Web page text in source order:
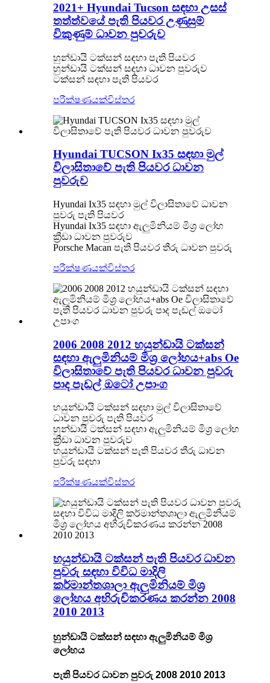
2021+ Hyundai Tucson සඳහා උසස්
තත්ත්වයේ පැති පියවර උණුසුම්
විකුණුම් ධාවන පුවරුව
හුන්ඩායි ටක්සන් සඳහා පැති පියවර
හුන්ඩායි ටක්සන් සඳහා ධාවන පුවරුව
ටක්සන් සඳහා පැති පියවර
පරීක්ෂණයක්විස්තර
Hyundai TUCSON Ix35 සඳහා මුල්
විලාසිතාවේ පැති පියවර ධාවන
පුවරුව
Hyundai Ix35 සඳහා මුල් විලාසිතාවේ ධාවන
පුවරු පැති පියවර
Hyundai Ix35 සඳහා ඇලුමිනියම් මිශ්‍ර ලෝහ
ක්‍රීඩා ධාවන පුවරුව
Porsche Macan පැති පියවර තීරු ධාවන පුවරු
පරීක්ෂණයක්විස්තර
2006 2008 2012 හයුන්ඩායි ටක්සන්
සඳහා ඇලුමිනියම් මිශ්‍ර ලෝහය+abs Oe
විලාසිතාවේ පැති පියවර ධාවන පුවරු
පාද පැඩල් ඔටෝ උපාංග
හයුන්ඩායි ටක්සන් සඳහා මුල් විලාසිතාවේ
ධාවන පුවරු පැති පියවර
හුන්ඩායි ටක්සන් සඳහා ඇලුමිනියම් මිශ්‍ර ලෝහ
ක්‍රීඩා ධාවන පුවරුව
හයුන්ඩායි ටක්සන් පැති පියවර තීරු ධාවන
පුවරු සඳහා
පරීක්ෂණයක්විස්තර
හයුන්ඩායි ටක්සන් පැති පියවර ධාවන
පුවරු සඳහා විවිධ මාදිලි
කර්මාන්තශාලා ඇලුමිනියම් මිශ්‍ර
ලෝහය අභිරුචිකරණය කරන්න 2008
2010 2013
හුන්ඩායි ටක්සන් සඳහා ඇලුමිනියම් මිශ්‍ර
ලෝහය
පැති පියවර ධාවන පුවරු 2008 2010 2013